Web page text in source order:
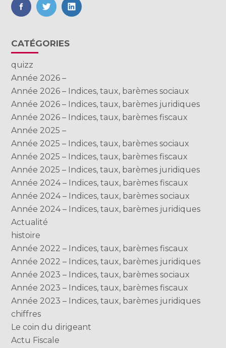
FaceBook
TwitterLinkedIn
Blog
sidebar
CATÉGORIES
quizz
Année 2026 –
Année 2026 – Indices, taux, barèmes sociaux
Année 2026 – Indices, taux, barèmes juridiques
Année 2026 – Indices, taux, barèmes fiscaux
Année 2025 –
Année 2025 – Indices, taux, barèmes sociaux
Année 2025 – Indices, taux, barèmes fiscaux
Année 2025 – Indices, taux, barèmes juridiques
Année 2024 – Indices, taux, barèmes fiscaux
Année 2024 – Indices, taux, barèmes sociaux
Année 2024 – Indices, taux, barèmes juridiques
Actualité
histoire
Année 2022 – Indices, taux, barèmes fiscaux
Année 2022 – Indices, taux, barèmes juridiques
Année 2023 – Indices, taux, barèmes sociaux
Année 2023 – Indices, taux, barèmes fiscaux
Année 2023 – Indices, taux, barèmes juridiques
chiffres
Le coin du dirigeant
Actu Fiscale